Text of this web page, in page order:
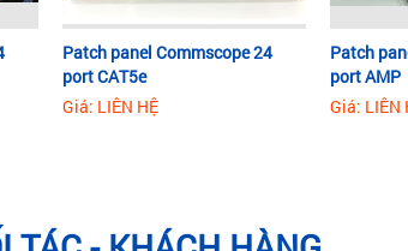
Patch panel Commscope 24
port CAT5e
Giá: LIÊN HỆ
Patch
port AMP
Giá: LIÊN